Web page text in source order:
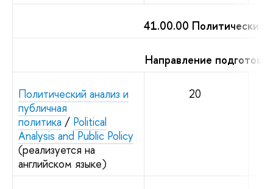
41.00.00 Политические
Направление
Политический анализ и
публичная
политика / Political
Analysis and Public Policy
(реализуется на
английском языке)
20